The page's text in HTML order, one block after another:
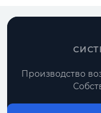
Производство